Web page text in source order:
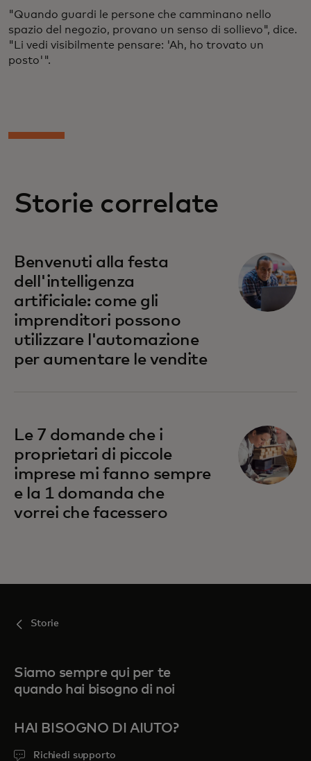
"Quando guardi le persone che camminano nello
spazio del negozio, provano un senso di sollievo", dice.
"Li vedi visibilmente pensare: 'Ah, ho trovato un
posto'".
Storie correlate
Benvenuti alla festa
dell'intelligenza
artificiale: come gli
imprenditori possono
utilizzare l'automazione
per aumentare le vendite
Le 7 domande che i
proprietari di piccole
imprese mi fanno sempre
e la 1 domanda che
vorrei che facessero
Storie
Siamo sempre qui per te
quando hai bisogno di noi
HAI BISOGNO DI AIUTO?
Richiedi supporto